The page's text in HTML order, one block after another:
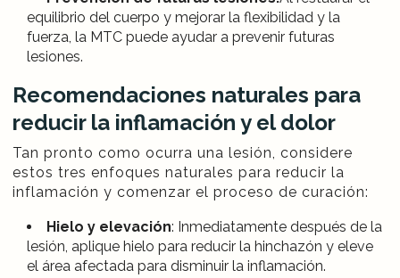
equilibrio del cuerpo y mejorar la flexibilidad y la
fuerza, la MTC puede ayudar a prevenir futuras
lesiones.
Recomendaciones naturales para
reducir la inflamación y el dolor
Tan pronto como ocurra una lesión, considere
estos tres enfoques naturales para reducir la
inflamación y comenzar el proceso de curación:
Hielo y elevación: Inmediatamente después de la
lesión, aplique hielo para reducir la hinchazón y eleve
el área afectada para disminuir la inflamación.